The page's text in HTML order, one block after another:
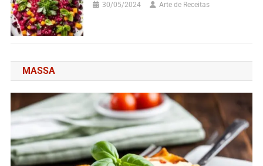
30/05/2024 Arte de Receitas
MASSA